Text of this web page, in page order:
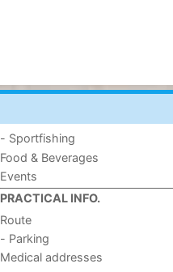
- Sportfishing
Food & Beverages
Events
PRACTICAL INFO.
Route
- Parking
Medical addresses